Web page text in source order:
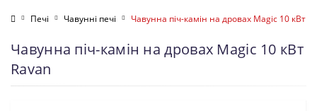
Печі Чавунні печі Чавунна піч-камін на дровах Magic 10 кВт
Чавунна піч-камін на дровах Magic 10 кВт
Ravan